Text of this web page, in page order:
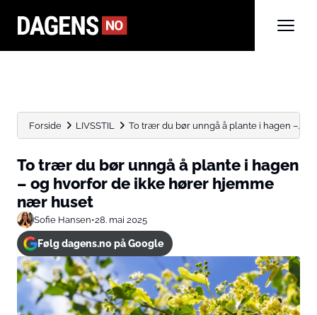
Forside LIVSSTIL To trær du bør unngå å plante i hagen –...
To trær du bør unngå å plante i hagen
– og hvorfor de ikke hører hjemme
nær huset
Sofie Hansen•28. mai 2025
Følg dagens.no på Google